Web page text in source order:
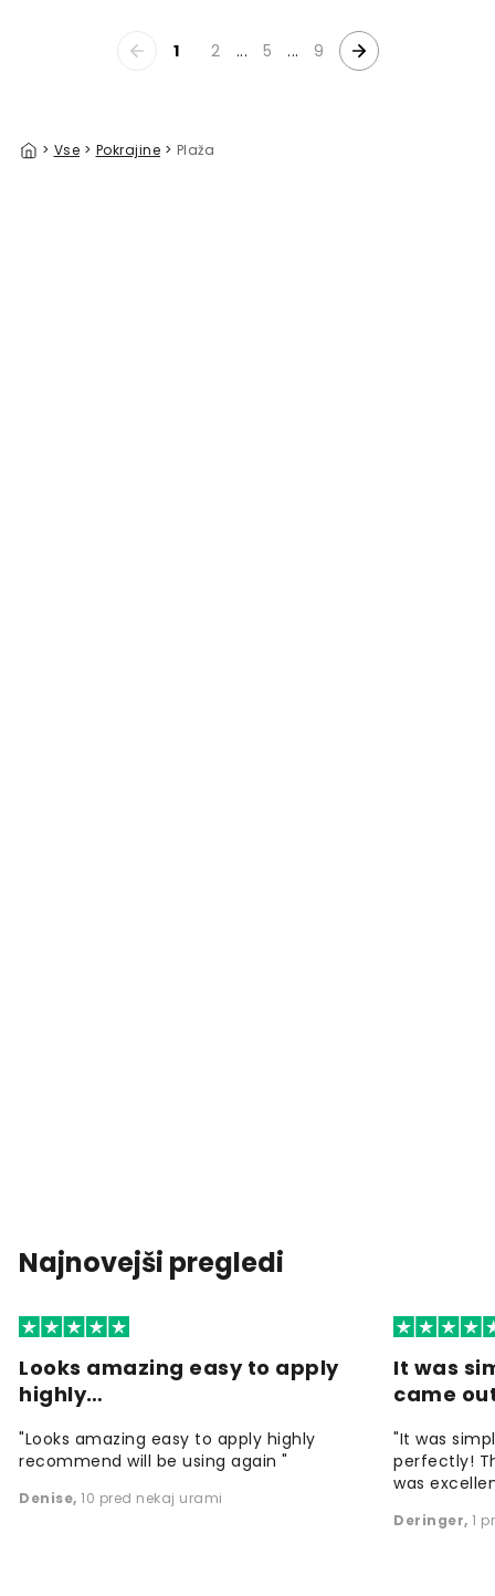
1 2 ... 5 ... 9
> Vse > Pokrajine > Plaža
Najnovejši pregledi
Looks amazing easy to apply
highly…
"Looks amazing easy to apply highly
recommend will be using again "
Denise, 10 pred nekaj urami
It was
came
"It was
perfectly!
was
Deringer, 1